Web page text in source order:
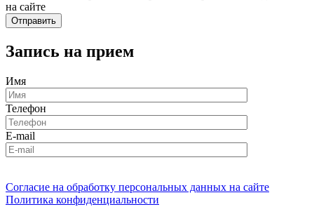
на сайте
Запись на прием
Имя
Телефон
E-mail
Согласие на обработку персональных данных на сайте
Политика конфиденциальности